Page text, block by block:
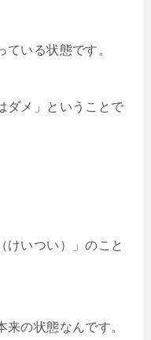
いる状態です。
ダメ」ということで
けいつい）」のこと
の状態なんです。